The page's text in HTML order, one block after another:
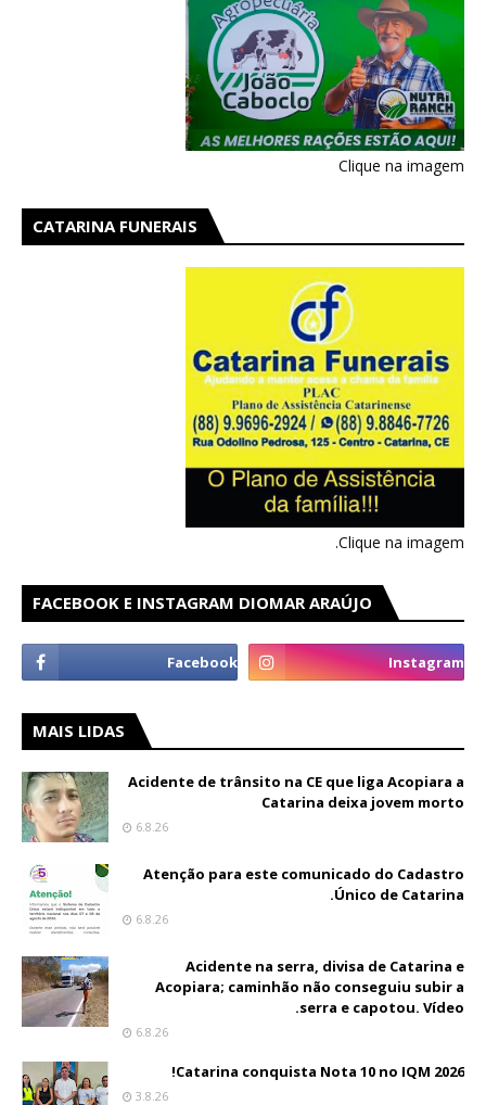
Clique na imagem
CATARINA FUNERAIS
Clique na imagem.
FACEBOOK E INSTAGRAM DIOMAR ARAÚJO
MAIS LIDAS
Acidente de trânsito na CE que liga Acopiara a
Catarina deixa jovem morto
6.8.26
Atenção para este comunicado do Cadastro
Único de Catarina.
6.8.26
Acidente na serra, divisa de Catarina e
Acopiara; caminhão não conseguiu subir a
serra e capotou. Vídeo.
6.8.26
Catarina conquista Nota 10 no IQM 2026!
3.8.26